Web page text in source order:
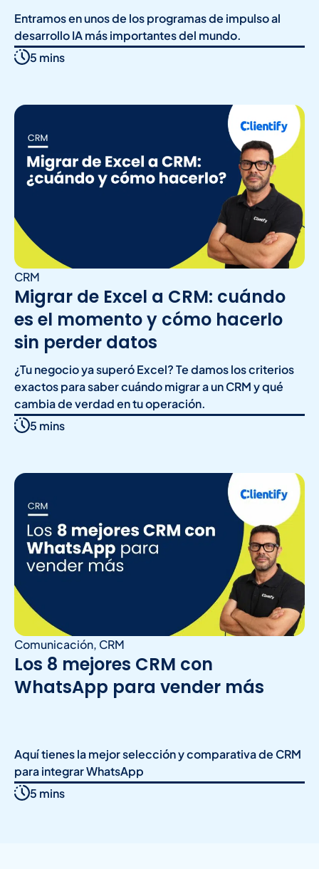
Entramos en unos de los programas de impulso al
desarrollo IA más importantes del mundo.
5 mins
CRM
Migrar de Excel a CRM: cuándo
es el momento y cómo hacerlo
sin perder datos
¿Tu negocio ya superó Excel? Te damos los criterios
exactos para saber cuándo migrar a un CRM y qué
cambia de verdad en tu operación.
5 mins
Comunicación, CRM
Los 8 mejores CRM con
WhatsApp para vender más
Aquí tienes la mejor selección y comparativa de CRM
para integrar WhatsApp
5 mins